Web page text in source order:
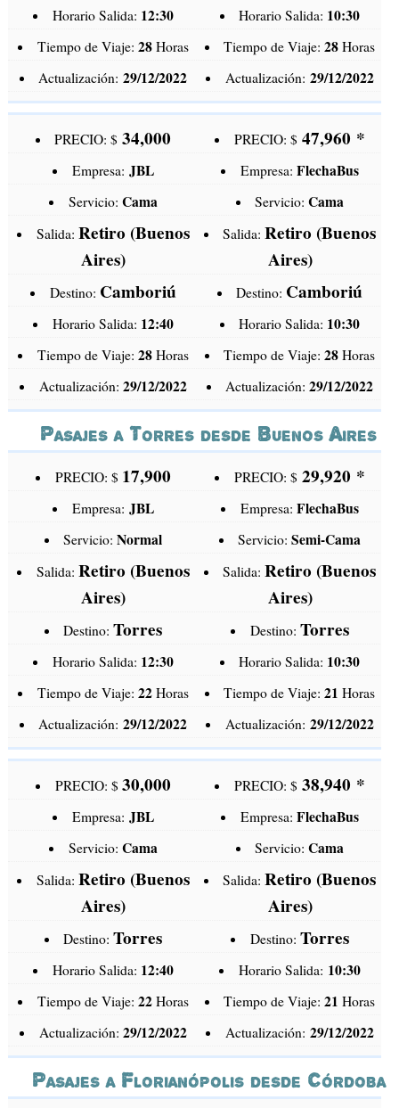
Horario Salida: 12:30
Tiempo de Viaje: 28Horas
Actualización:29/12/2022
Horario Salida: 10:30
Tiempo de Viaje:28 Horas
Actualización: 29/12/2022
PRECIO: $34,000
Empresa: JBL
Servicio: Cama
Salida: Retiro (Buenos
Aires)
Destino: Camboriú
Horario Salida: 12:40
Tiempo de Viaje: 28Horas
Actualización: 29/12/2022
PRECIO: $ 47,960 *
Empresa: FlechaBus
Servicio:Cama
Salida:Retiro (Buenos
Aires)
Destino: Camboriú
Horario Salida: 10:30
Tiempo de Viaje:28 Horas
Actualización:29/12/2022
Pasajes a Torres desde Buenos Aires
PRECIO: $ 17,900
Empresa: JBL
Servicio:Normal
Salida: Retiro (Buenos
Aires)
Destino:Torres
Horario Salida: 12:30
Tiempo de Viaje: 22Horas
Actualización:29/12/2022
PRECIO: $ 29,920 *
Empresa: FlechaBus
Servicio:Semi-Cama
Salida:Retiro (Buenos
Aires)
Destino: Torres
Horario Salida: 10:30
Tiempo de Viaje:21 Horas
Actualización: 29/12/2022
PRECIO: $ 30,000
Empresa: JBL
Servicio: Cama
Salida: Retiro (Buenos
Aires)
Destino:Torres
Horario Salida: 12:40
Tiempo de Viaje: 22Horas
Actualización: 29/12/2022
PRECIO: $ 38,940 *
Empresa: FlechaBus
Servicio:Cama
Salida:Retiro (Buenos
Aires)
Destino: Torres
Horario Salida: 10:30
Tiempo de Viaje:21 Horas
Actualización: 29/12/2022
Pasajes a Florianópolis desde Córdoba